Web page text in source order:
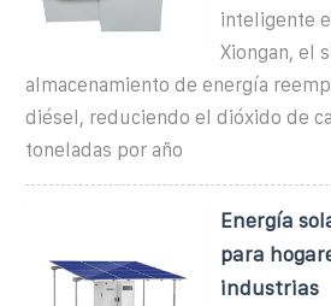
inteligente
Xiongan, el
almacenamiento de energía
diésel, reduciendo el dióxido de
toneladas por año
Energía
para
industrias